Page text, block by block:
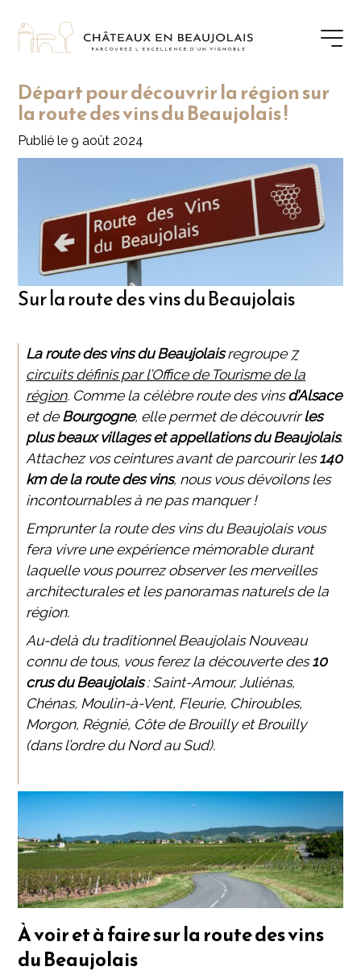
Départ pour découvrir la région sur
la route des vins du Beaujolais !
Publié le 9 août 2024
Sur la route des vins du Beaujolais
La route des vins du Beaujolaisregroupe 7
circuits définis par l’Office de Tourisme de la
région. Comme la célèbre route des vinsd’Alsace
et deBourgogne, elle permet de découvrirles
plus beaux villages et appellations du Beaujolais.
Attachez vos ceintures avant de parcourir les140
km de la route des vins, nous vous dévoilons les
incontournables à ne pas manquer !
Emprunter la route des vins du Beaujolais vous
fera vivre une expérience mémorable durant
laquelle vous pourrez observer les merveilles
architecturales et les panoramas naturels de la
région.
Au-delà du traditionnel Beaujolais Nouveau
connu de tous, vous ferez la découverte des10
crus du Beaujolais: Saint-Amour, Juliénas,
Chénas, Moulin-à-Vent, Fleurie, Chiroubles,
Morgon, Régnié, Côte de Brouilly et Brouilly
(dans l’ordre du Nord au Sud).
À voir et à faire sur la route des vins
du Beaujolais